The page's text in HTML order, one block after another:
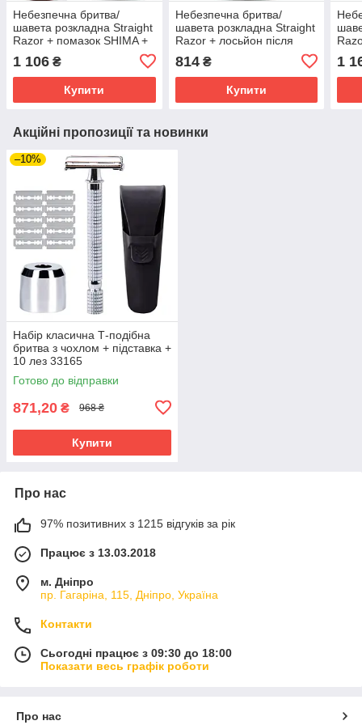
Небезпечна бритва/
шавета розкладна Straight
Razor + помазок SHIMA +
BRUT APRES RASAGE
Original 100 мл
1 106 ₴
Купити
Небезпечна бритва/
шавета розкладна Straight
Razor + лосьйон після
RASAGE Original 100 мл
814₴
Купити
1
Акційні пропозиції та новинки
–10%
Набір класична Т-подібна
бритва з чохлом + підставка +
10 лез 33165
Готово до відправки
871,20 ₴ 968 ₴
Купити
Про нас
97% позитивних з 1215 відгуків за рік
Працює з 13.03.2018
м. Дніпро
пр. Гагаріна, 115, Дніпро, Україна
Контакти
Сьогодні працює з 09:30 до 18:00
Показати весь графік роботи
Про нас